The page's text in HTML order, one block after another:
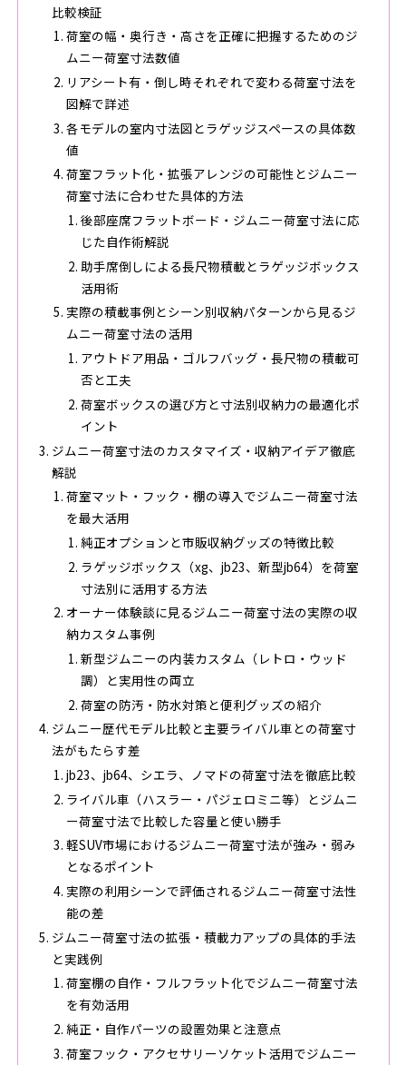
比較検証
荷室の幅・奥行き・高さを正確に把握するためのジ
ムニー荷室寸法数値
リアシート有・倒し時それぞれで変わる荷室寸法を
図解で詳述
各モデルの室内寸法図とラゲッジスペースの具体数
値
荷室フラット化・拡張アレンジの可能性とジムニー
荷室寸法に合わせた具体的方法
後部座席フラットボード・ジムニー荷室寸法に応
じた自作術解説
助手席倒しによる長尺物積載とラゲッジボックス
活用術
実際の積載事例とシーン別収納パターンから見るジ
ムニー荷室寸法の活用
アウトドア用品・ゴルフバッグ・長尺物の積載可
否と工夫
荷室ボックスの選び方と寸法別収納力の最適化ポ
イント
ジムニー荷室寸法のカスタマイズ・収納アイデア徹底
解説
荷室マット・フック・棚の導入でジムニー荷室寸法
を最大活用
純正オプションと市販収納グッズの特徴比較
ラゲッジボックス（xg、jb23、新型jb64）を荷室
寸法別に活用する方法
オーナー体験談に見るジムニー荷室寸法の実際の収
納カスタム事例
新型ジムニーの内装カスタム（レトロ・ウッド
調）と実用性の両立
荷室の防汚・防水対策と便利グッズの紹介
ジムニー歴代モデル比較と主要ライバル車との荷室寸
法がもたらす差
jb23、jb64、シエラ、ノマドの荷室寸法を徹底比較
ライバル車（ハスラー・パジェロミニ等）とジムニ
ー荷室寸法で比較した容量と使い勝手
軽SUV市場におけるジムニー荷室寸法が強み・弱み
となるポイント
実際の利用シーンで評価されるジムニー荷室寸法性
能の差
ジムニー荷室寸法の拡張・積載力アップの具体的手法
と実践例
荷室棚の自作・フルフラット化でジムニー荷室寸法
を有効活用
純正・自作パーツの設置効果と注意点
荷室フック・アクセサリーソケット活用でジムニー